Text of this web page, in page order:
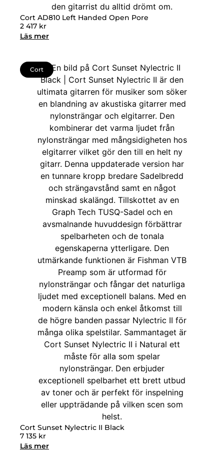
Cort AD810 Left Handed Open Pore
2 417 kr
Läs mer
Cort
Cort Sunset Nylectric II Black
7 135 kr
Läs mer